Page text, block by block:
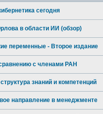
сегодня
в области ИИ (обзор)
переменные - Второе издание
с членами РАН
знаний и компетенций
направление в менеджменте